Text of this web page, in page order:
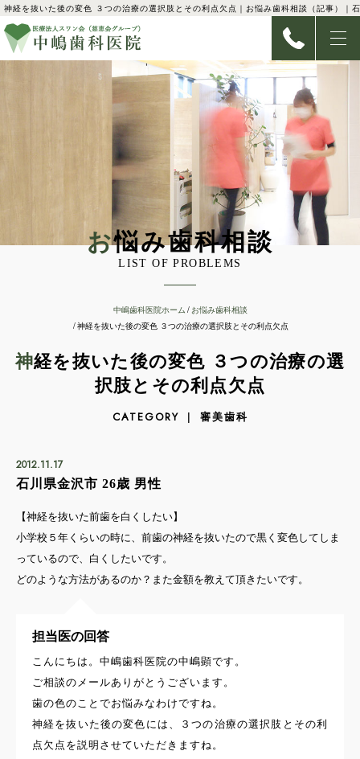
神経を抜いた後の変色 ３つの治療の選択肢とその利点欠点｜お悩み歯科相談（記事）｜
お悩み歯科相談
LIST OF PROBLEMS
中嶋歯科医院ホーム お悩み歯科相談
神経を抜いた後の変色 ３つの治療の選択肢とその利点欠点
神経を抜いた後の変色 ３つの治療の選
択肢とその利点欠点
CATEGORY 審美歯科
2012.11.17
石川県金沢市 26歳 男性
【神経を抜いた前歯を白くしたい】
小学校５年くらいの時に、前歯の神経を抜いたので黒く変色してしま
っているので、白くしたいです。
どのような方法があるのか？また金額を教えて頂きたいです。
担当医の回答
こんにちは。中嶋歯科医院の中嶋顕です。
ご相談のメールありがとうございます。
歯の色のことでお悩みなわけですね。
神経を抜いた後の変色には、３つの治療の選択肢とその利
点欠点を説明させていただきますね。